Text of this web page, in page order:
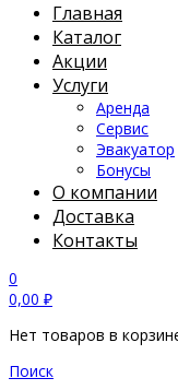
Главная
Каталог
Акции
Услуги
Аренда
Сервис
Эвакуатор
Бонусы
О компании
Доставка
Контакты
0
0,00 ₽
Нет товаров в
Поиск